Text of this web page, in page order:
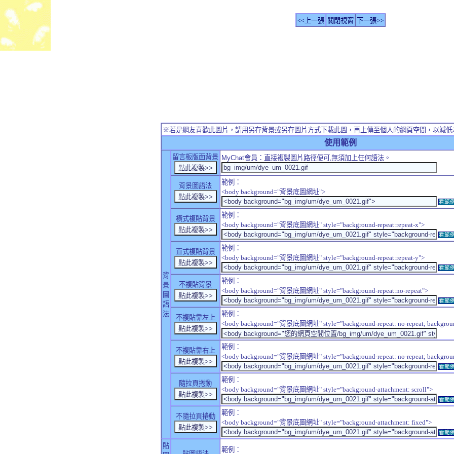
<<上一張 關閉視窗 下一張>>
※若是網友喜歡此圖片，請用另存背景或另存圖片方式下載此圖，再上傳至個人的網頁空間，以減低
使用範例
背
景
圖
語
法
留言板版面背景 MyChat會員：直接複製圖片路徑便可,無須加上任何語法。
背景圖語法
範例：
<body background="背景底圖網址">
看範例
橫式複貼背景
範例：
<body background="背景底圖網址" style="background-repeat:repeat-x">
看範例
直式複貼背景
範例：
<body background="背景底圖網址" style="background-repeat:repeat-y">
看範例
不複貼背景
範例：
<body background="背景底圖網址" style="background-repeat:no-repeat">
看範例
不複貼靠左上
範例：
<body background="背景底圖網址" style="background-repeat: no-repeat;
不複貼靠右上
範例：
<body background="背景底圖網址" style="background-repeat: no-repeat;
看範例
隨拉頁捲動
範例：
<body background="背景底圖網址" style="background-attachment: scroll">
看範例
不隨拉頁捲動
範例：
<body background="背景底圖網址" style="background-attachment: fixed">
看範例
貼
範例：